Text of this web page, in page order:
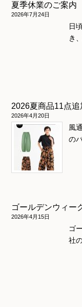
和風衣類
ウェディング・コ
スカート・パンツ
夏季休業のご案内
2026年7月24日
日
き
2026夏商品11点追
2026年4月20日
風
の
ゴールデンウィー
2026年4月15日
ゴ
社